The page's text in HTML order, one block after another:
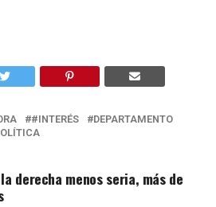
#INTERÉS
DEPARTAMENTO
derecha menos seria, más de